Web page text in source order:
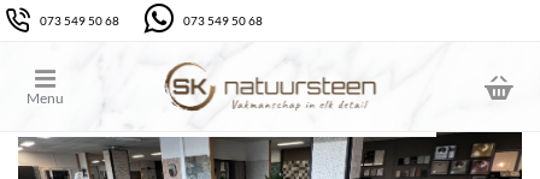
SK
Natuursteen
tegels
073 549 50 68 073 549 50 68